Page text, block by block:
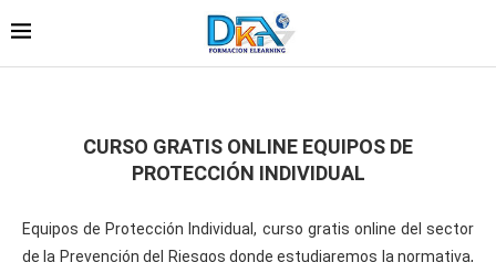
CURSO GRATIS ONLINE EQUIPOS DE
PROTECCIÓN INDIVIDUAL
Equipos de Protección Individual, curso gratis online del sector
de la Prevención del Riesgos donde estudiaremos la normativa,